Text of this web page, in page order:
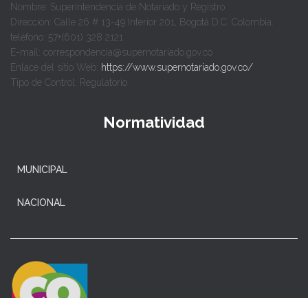
Nombre: Superintendencia de Notariado y Registro
Dirección: Calle 26 # 13-49 Interior 201, Bogotá D.C. Colombia.
teléfono: 57+(601) 328 2121
E-mail: correspondencia@supernotariado.gov.co
Enlace del sitio Web: https://www.supernotariado.gov.co/
Tipo de Control: Regulatorio
Normatividad
MUNICIPAL
NACIONAL